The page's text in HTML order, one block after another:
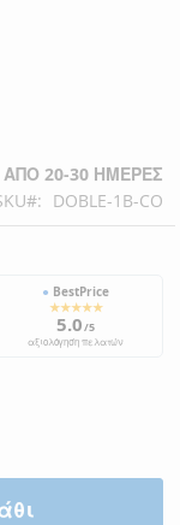
20-30 ΗΜΈΡΕΣ
DOBLE-1B-CO
● BestPrice
★★★★★
5.0/5
αξιολόγηση πελατών